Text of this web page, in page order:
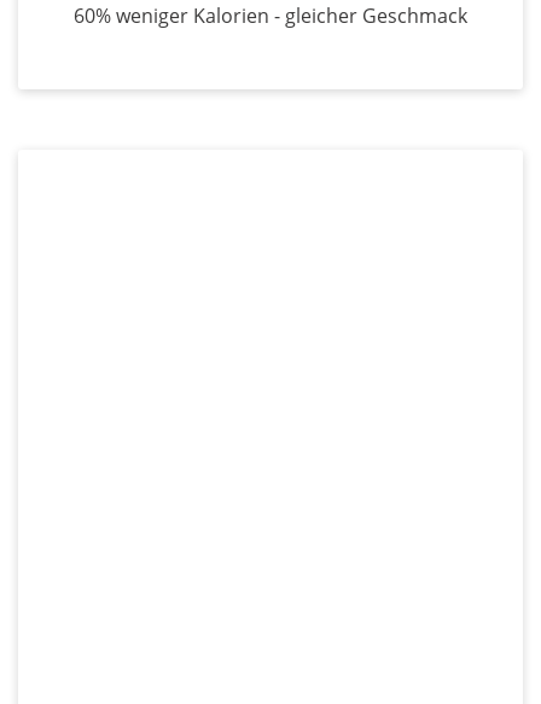
60% weniger Kalorien - gleicher Geschmack